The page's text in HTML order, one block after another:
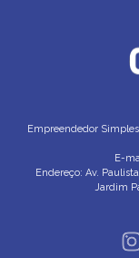
Empreendedor
E-
Endereço: Av.
Jardim